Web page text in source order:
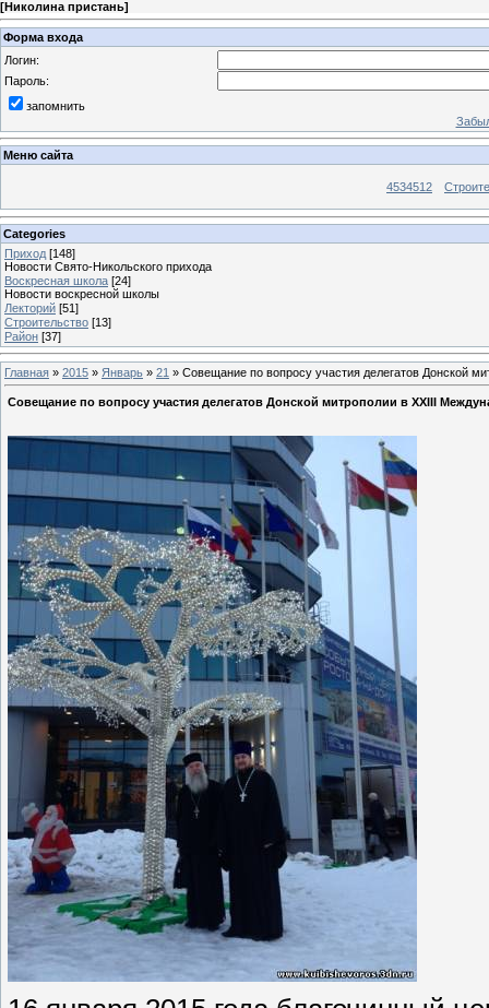
[Николина пристань]
Форма входа
Логин:
Пароль:
запомнить
Меню сайта
4534512
Categories
Приход [148]
Новости Свято-Никольского прихода
Воскресная школа [24]
Новости воскресной школы
Лекторий [51]
Строительство [13]
Район [37]
Главная » 2015 » Январь » 21 » Совещание по вопросу участия делегатов Донской
Совещание по вопросу участия делегатов Донской митрополии в XXIII